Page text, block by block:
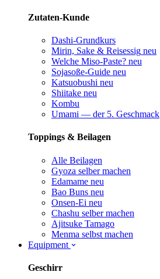
Zutaten-Kunde
Dashi-Grundkurs
Mirin, Sake & Reisessig neu
Welche Miso-Paste? neu
Sojasoße-Guide neu
Katsuobushi neu
Shiitake neu
Kombu
Umami — der 5. Geschmack
Toppings & Beilagen
Alle Beilagen
Gyoza selber machen
Edamame neu
Bao Buns neu
Onsen-Ei neu
Chashu selber machen
Ajitsuke Tamago
Menma selbst machen
Equipment
Geschirr